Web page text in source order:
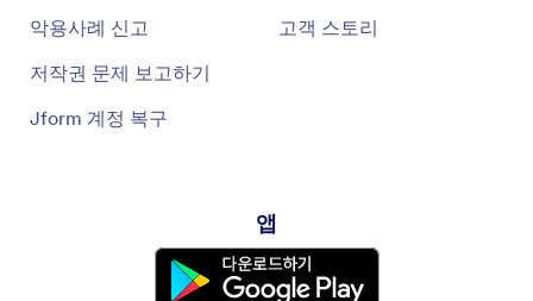
악용사례 신고
저작권 문제 보고하기
Jform 계정 복구
고객 스토리
앱